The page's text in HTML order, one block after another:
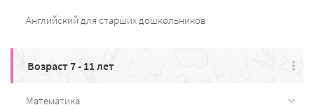
Английский для старших дошкольников
Возраст 7 - 11 лет
Математика